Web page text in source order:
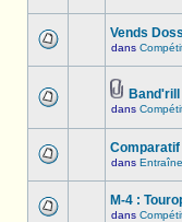
Vends
dans
dans
dans
M-4 :
dans